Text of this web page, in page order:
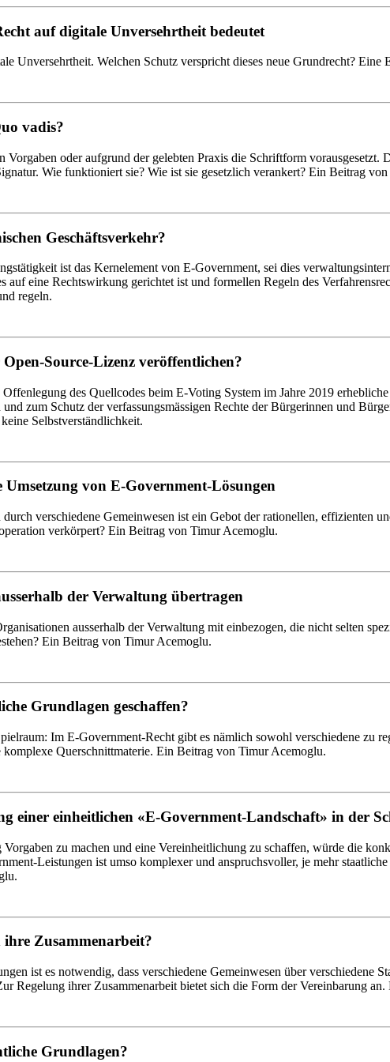
auf digitale Unversehrtheit bedeutet
Unversehrtheit. Welchen Schutz verspricht dieses neue Grundrecht?
vadis?
oder aufgrund der gelebten Praxis die Schriftform
Wie funktioniert sie? Wie ist sie gesetzlich verankert? Ein Beitrag
Geschäftsverkehr?
ist das Kernelement von E-Government, sei dies
eine Rechtswirkung gerichtet ist und formellen Regeln des
regeln.
Source-Lizenz veröffentlichen?
des Quellcodes beim E-Voting System im Jahre 2019
zum Schutz der verfassungsmässigen Rechte der Bürgerinnen und
Selbstverständlichkeit.
Umsetzung von E-Government-Lösungen
verschiedene Gemeinwesen ist ein Gebot der rationellen, effizienten
verkörpert? Ein Beitrag von Timur Acemoglu.
der Verwaltung übertragen
ausserhalb der Verwaltung mit einbezogen, die nicht selten
Ein Beitrag von Timur Acemoglu.
Grundlagen geschaffen?
Im E-Government-Recht gibt es nämlich sowohl verschiedene zu
Querschnittmaterie. Ein Beitrag von Timur Acemoglu.
einer einheitlichen «E-Government-Landschaft» in der
zu machen und eine Vereinheitlichung zu schaffen, würde die
Leistungen ist umso komplexer und anspruchsvoller, je mehr
ihre Zusammenarbeit?
ist es notwendig, dass verschiedene Gemeinwesen über verschiedene
Regelung ihrer Zusammenarbeit bietet sich die Form der Vereinbarung
Grundlagen?